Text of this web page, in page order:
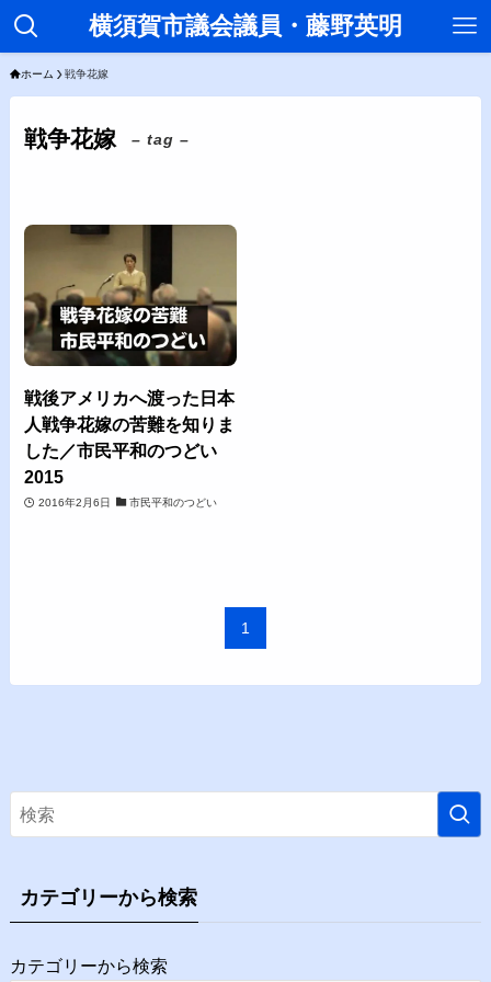
横須賀市議会議員・藤野英明
ホーム 戦争花嫁
戦争花嫁 – tag –
戦後アメリカへ渡った日本
人戦争花嫁の苦難を知りま
した／市民平和のつどい
2015
2016年2月6日 市民平和のつどい
1
カテゴリーから検索
カテゴリーから検索